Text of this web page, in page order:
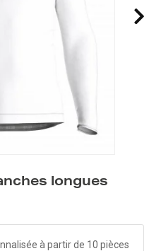
longues
à partir de 10 pièces